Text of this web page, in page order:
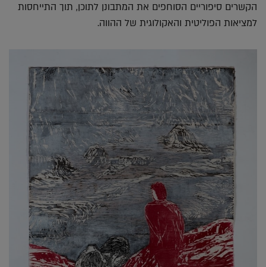
הקשרים סיפוריים הסוחפים את המתבונן לתוכן, תוך התייחסות
למציאות הפוליטית והאקולוגית של ההווה.